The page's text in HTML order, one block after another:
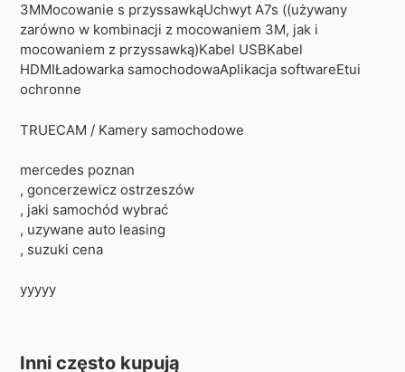
3MMocowanie s przyssawkąUchwyt A7s ((używany
zarówno w kombinacji z mocowaniem 3M, jak i
mocowaniem z przyssawką)Kabel USBKabel
HDMIŁadowarka samochodowaAplikacja softwareEtui
ochronne
TRUECAM / Kamery samochodowe
mercedes poznan
, goncerzewicz ostrzeszów
, jaki samochód wybrać
, uzywane auto leasing
, suzuki cena
yyyyy
Inni często kupują